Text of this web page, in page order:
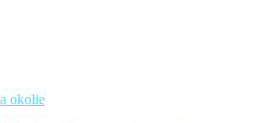
okolie